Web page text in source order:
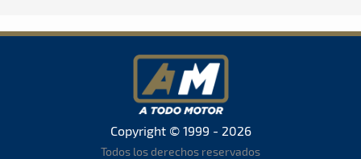
Copyright © 1999 - 2026
Todos los derechos reservados